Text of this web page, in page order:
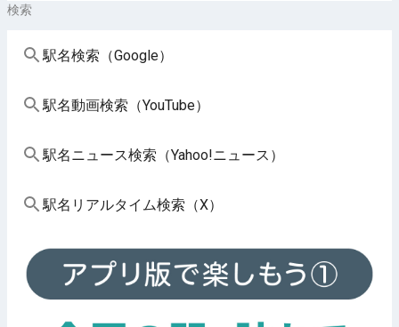
検索
駅名検索（Google）
駅名動画検索（YouTube）
駅名ニュース検索（Yahoo!ニュース）
駅名リアルタイム検索（X）